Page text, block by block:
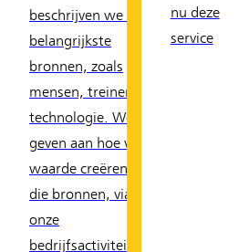
beschrijven we onze
belangrijkste
bronnen, zoals
mensen, treinen en
technologie. We
geven aan hoe we
waarde creëren met
die bronnen, via
onze
bedrijfsactiviteiten.
nu deze
service